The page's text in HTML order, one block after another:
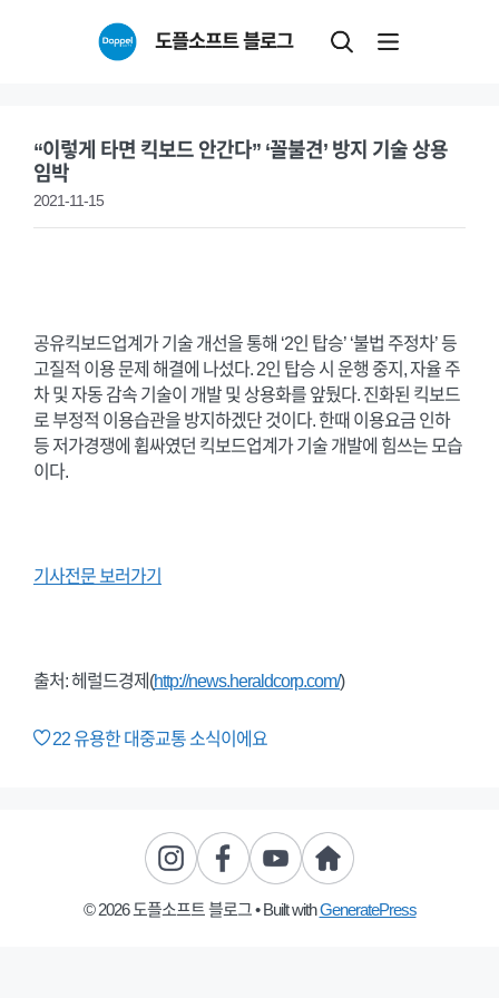
도플소프트 블로그
“이렇게 타면 킥보드 안간다” ‘꼴불견’ 방지 기술 상용
임박
2021-11-15
공유킥보드업계가 기술 개선을 통해 ‘2인 탑승’ ‘불법 주정차’ 등
고질적 이용 문제 해결에 나섰다. 2인 탑승 시 운행 중지, 자율 주
차 및 자동 감속 기술이 개발 및 상용화를 앞뒀다. 진화된 킥보드
로 부정적 이용습관을 방지하겠단 것이다. 한때 이용요금 인하
등 저가경쟁에 휩싸였던 킥보드업계가 기술 개발에 힘쓰는 모습
이다.
기사전문 보러가기
출처: 헤럴드경제(http://news.heraldcorp.com/)
22유용한 대중교통 소식이에요
© 2026 도플소프트 블로그• Built withGeneratePress